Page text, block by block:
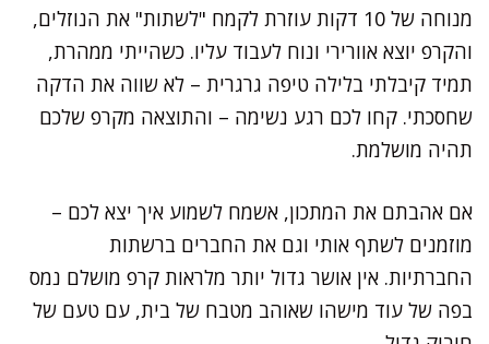
מנוחה של 10 דקות עוזרת לקמח "לשתות" את הנוזלים,
והקרפ יוצא אוורירי ונוח לעבוד עליו. כשהייתי ממהרת,
תמיד קיבלתי בלילה טיפה גרגרית – לא שווה את הדקה
שחסכתי. קחו לכם רגע נשימה – והתוצאה מקרפ שלכם
תהיה מושלמת.
אם אהבתם את המתכון, אשמח לשמוע איך יצא לכם –
מוזמנים לשתף אותי וגם את החברים ברשתות
החברתיות. אין אושר גדול יותר מלראות קרפ מושלם נמס
בפה של עוד מישהו שאוהב מטבח של בית, עם טעם של